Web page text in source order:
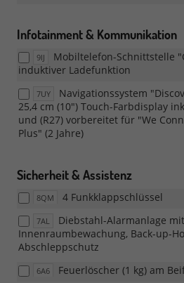
Infotainment & Kommunikation
9IJ
Mobiltelefon-Schnittstelle
induktiver Ladefunktion
7UY
Navigationssystem
25,4 cm (10") Touch-Farbdisplay
und (R27) vorbereitet für "We
Plus" (2 Jahre)
Sicherheit & Assistenz
8QM 4 Funkklappschlüssel
7AL
Diebstahl-Alarmanlage mit
Innenraumbewachung, Back-up-
Abschleppschutz
6A6 Feuerlöscher (1 kg) am